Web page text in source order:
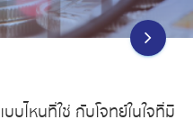
บไหนที่ใช่ กับโจทย์ในใจที่มี